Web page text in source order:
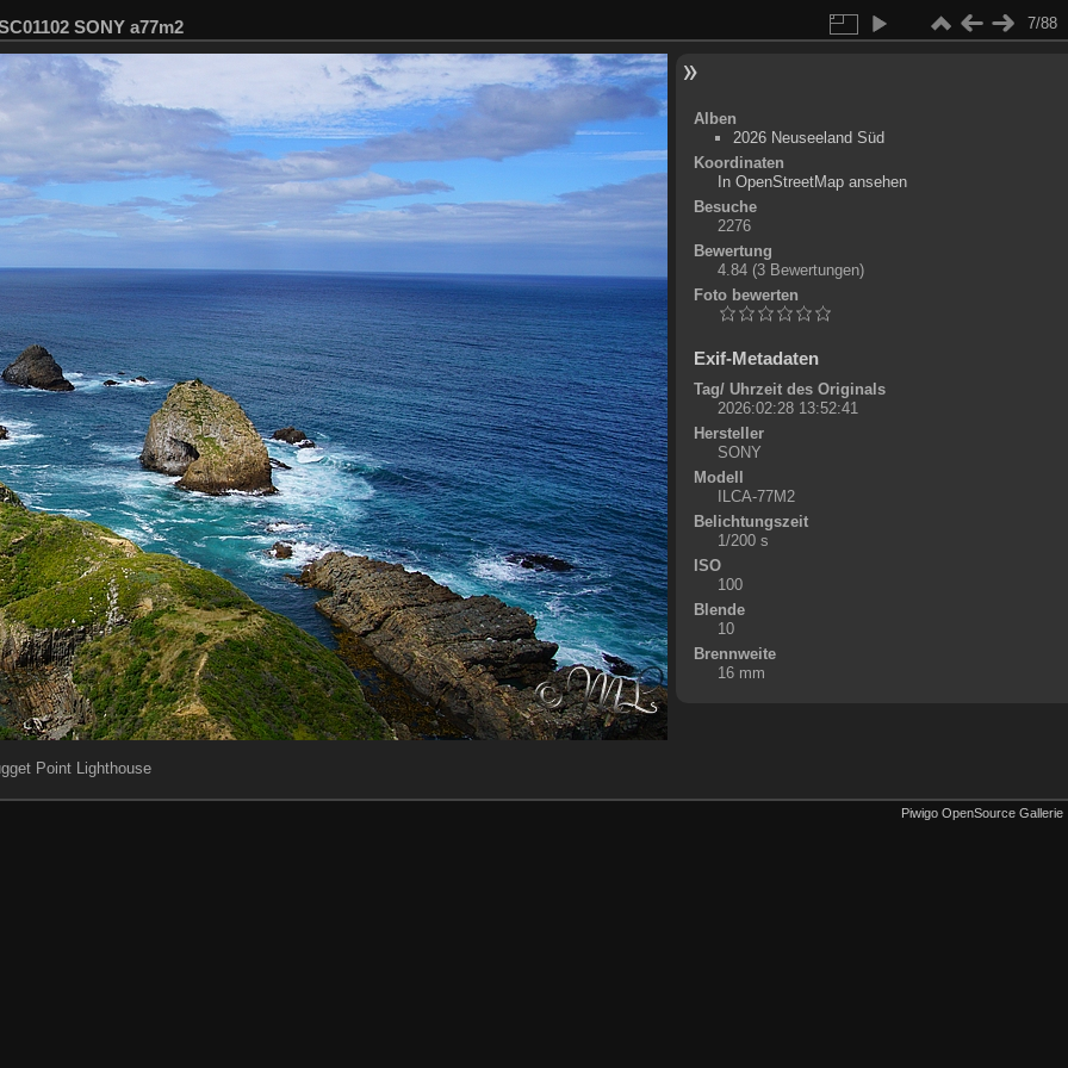
SONY a77m2 7/88
Point Lighthouse
Alben
2026 Neuseeland Süd
Koordinaten
+
-
In OpenStreetMap ansehen
Besuche
2276
Bewertung
4.84 (3 Bewertungen)
Foto bewerten
Exif-Metadaten
Tag/ Uhrzeit des Originals
2026:02:28 13:52:41
Hersteller
SONY
Modell
ILCA-77M2
Belichtungszeit
1/200 s
ISO
100
Blende
10
Brennweite
16 mm
Piwigo OpenSource Gallerie